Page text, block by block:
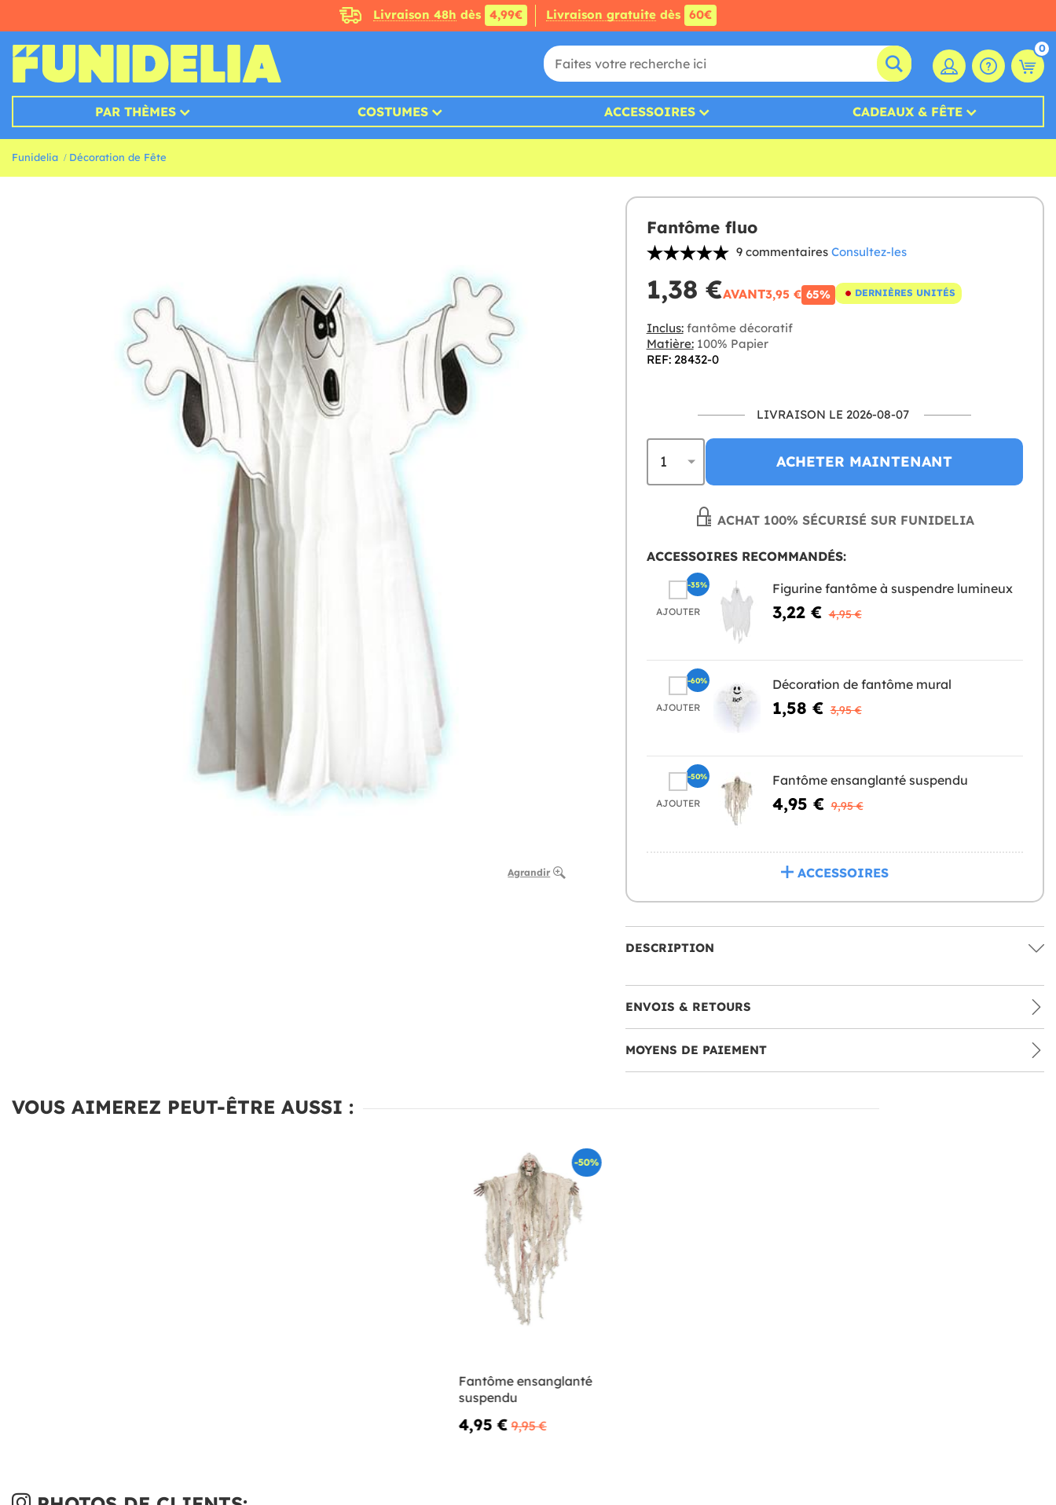
Livraison 48h dès 4,99€ Livraison gratuite dès 60€
0
PAR THÈMES COSTUMES ACCESSOIRES CADEAUX & FÊTE
Funidelia Décoration de Fête
Agrandir
Fantôme fluo
9 commentaires Consultez-les
1,38 €AVANT3,95 € 65% DERNIÈRES UNITÉS
Inclus:fantôme décoratif
Matière:100% Papier
REF: 28432-0
LIVRAISON LE 2026-08-07
ACHETER MAINTENANT
ACHAT 100% SÉCURISÉ SUR FUNIDELIA
ACCESSOIRES RECOMMANDÉS:
AJOUTER
Figurine fantôme à suspendre lumineux
3,22 € 4,95 €
-35%
AJOUTER
Décoration de fantôme mural
1,58 € 3,95 €
-60%
AJOUTER
Fantôme ensanglanté suspendu
4,95 € 9,95 €
-50%
ACCESSOIRES
DESCRIPTION
ENVOIS & RETOURS
MOYENS DE PAIEMENT
VOUS AIMEREZ PEUT-ÊTRE AUSSI :
-50%
Fantôme ensanglanté
suspendu
4,95 € 9,95 €